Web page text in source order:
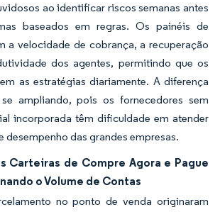
ao identificar riscos semanas antes
baseados em regras. Os painéis de
a velocidade de cobrança, a recuperação
dos agentes, permitindo que os
as estratégias diariamente. A diferença
ampliando, pois os fornecedores sem
incorporada têm dificuldade em atender
desempenho das grandes empresas.
Carteiras de Compre Agora e Pague
o Volume de Contas
no ponto de venda originaram